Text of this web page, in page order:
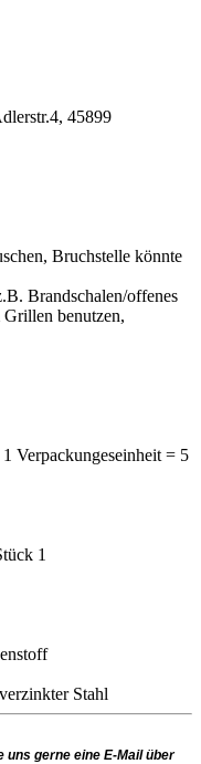
45899
Bruchstelle könnte
Brandschalen/offenes
benutzen,
Verpackungeseinheit = 5
1
Stahl
gerne eine E-Mail über